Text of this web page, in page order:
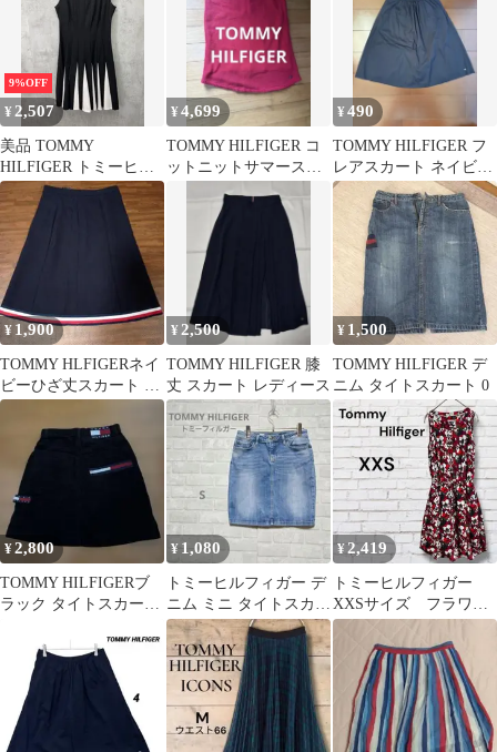
9%OFF
¥ 2,507
美品 TOMMY
HILFIGER トミーヒル
フィガー ジャンパー ス
カート size4/黒 ■◆ レ
ディース
¥4,699
TOMMY HILFIGER コ
ットニットサマースカ
¥490
TOMMY HILFIGER フ
レアスカート ネイビー
2サイズ
¥ 1,900
TOMMY HLFIGERネイ
ビーひざ丈スカート ト
リコロールのストライ
¥2,500
TOMMY HILFIGER 膝
丈 スカート レディース
¥ 1,500
TOMMY HILFIGER デ
ニム タイトスカート 0
¥2,800
TOMMY HILFIGERブ
ラック タイトスカート
¥ 1,080
トミーヒルフィガー デ
ニム ミニ タイトスカー
ト ストレート S～M 美
品
¥2,419
トミーヒルフィガー
XXSサイズ フラワー
プリント ノースリーブ
ワンピース